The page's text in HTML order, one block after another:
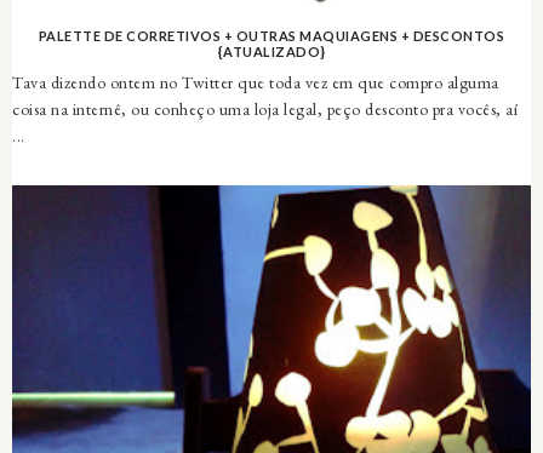
PALETTE DE CORRETIVOS + OUTRAS MAQUIAGENS + DESCONTOS
{ATUALIZADO}
Tava dizendo ontem no Twitter que toda vez em que compro alguma
coisa na internê, ou conheço uma loja legal, peço desconto pra vocês, aí
...